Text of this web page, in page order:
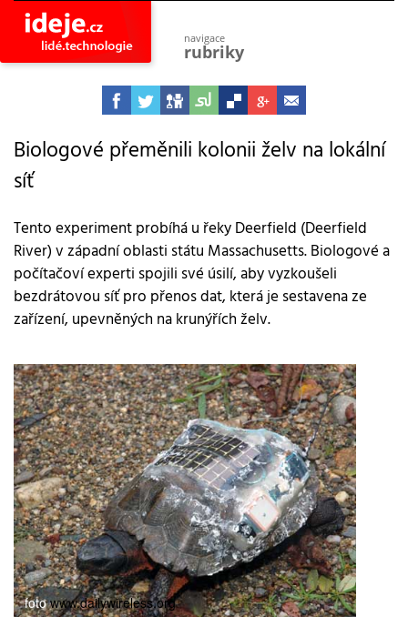
navigace
rubriky
astro
vesmír
projekty
objevy
vynálezy
planeta
přiroda
pokrok
technologie
firmy
zdraví
medicína
Biologové přeměnili kolonii želv na lokální
síť
Tento experiment probíhá u řeky Deerfield (Deerfield
River) v západní oblasti státu Massachusetts. Biologové a
počítačoví experti spojili své úsilí, aby vyzkoušeli
bezdrátovou síť pro přenos dat, která je sestavena ze
zařízení, upevněných na krunýřích želv.
fotowww.dailywireless.org